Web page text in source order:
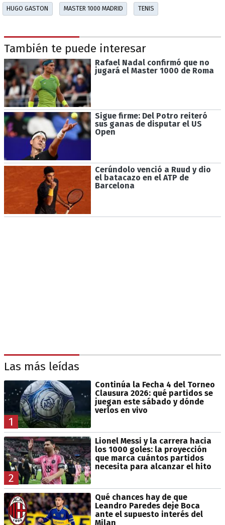
HUGO GASTON MASTER 1000 MADRID TENIS
También te puede interesar
Rafael Nadal confirmó que no
jugará el Master 1000 de Roma
Sigue firme: Del Potro reiteró
sus ganas de disputar el US
Open
Cerúndolo venció a Ruud y dio
el batacazo en el ATP de
Barcelona
Las más leídas
1
Continúa la Fecha 4 del Torneo
Clausura 2026: qué partidos se
juegan este sábado y dónde
verlos en vivo
2
Lionel Messi y la carrera hacia
los 1000 goles: la proyección
que marca cuántos partidos
necesita para alcanzar el hito
Qué chances hay de que
Leandro Paredes deje Boca
ante el supuesto interés del
Milan